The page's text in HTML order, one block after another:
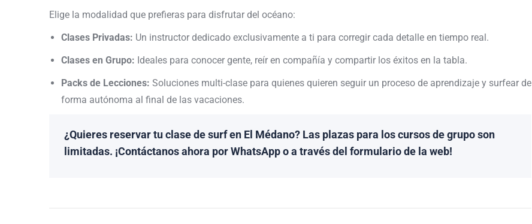
Elige la modalidad que prefieras para disfrutar del océano:
Clases Privadas: Un instructor dedicado exclusivamente a ti para corregir cada detalle en tiempo real.
Clases en Grupo: Ideales para conocer gente, reír en compañía y compartir los éxitos en la tabla.
Packs de Lecciones: Soluciones multi-clase para quienes quieren seguir un proceso de aprendizaje y surfear de
forma autónoma al final de las vacaciones.
¿Quieres reservar tu clase de surf en El Médano? Las plazas para los cursos de grupo son
limitadas. ¡Contáctanos ahora por WhatsApp o a través del formulario de la web!